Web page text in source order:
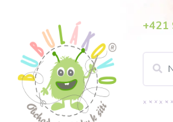
+421